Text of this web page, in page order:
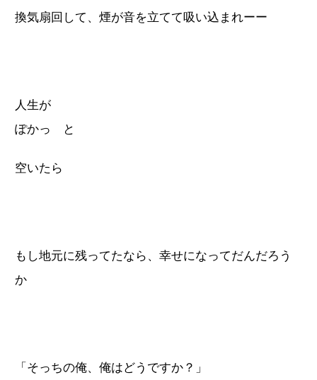
換気扇回して、煙が音を立てて吸い込まれーー
人生が
ぽかっ と
空いたら
もし地元に残ってたなら、幸せになってだんだろう
か
「そっちの俺、俺はどうですか？」